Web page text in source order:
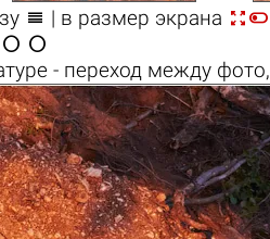
 | в размер экрана 
 
- переход между фото,